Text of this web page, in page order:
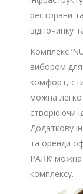
ресторани
відпочинку
Комплекс
вибором для
комфорт,
можна легко
створюючи
Додаткову
та оренди
PARK’
комплексу.